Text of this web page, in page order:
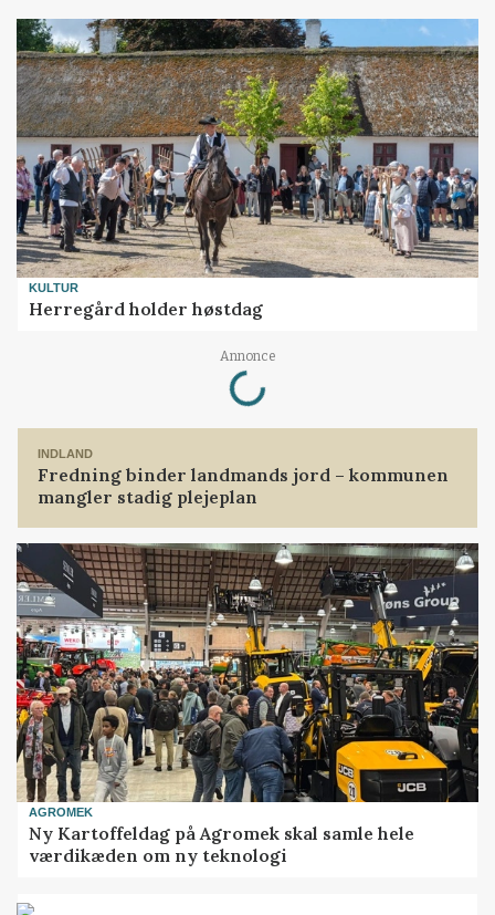
KULTUR
Herregård holder høstdag
Annonce
Loading...
INDLAND
Fredning binder landmands jord – kommunen
mangler stadig plejeplan
AGROMEK
Ny Kartoffeldag på Agromek skal samle hele
værdikæden om ny teknologi